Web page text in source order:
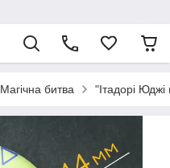
Магічна битва "Ітадорі